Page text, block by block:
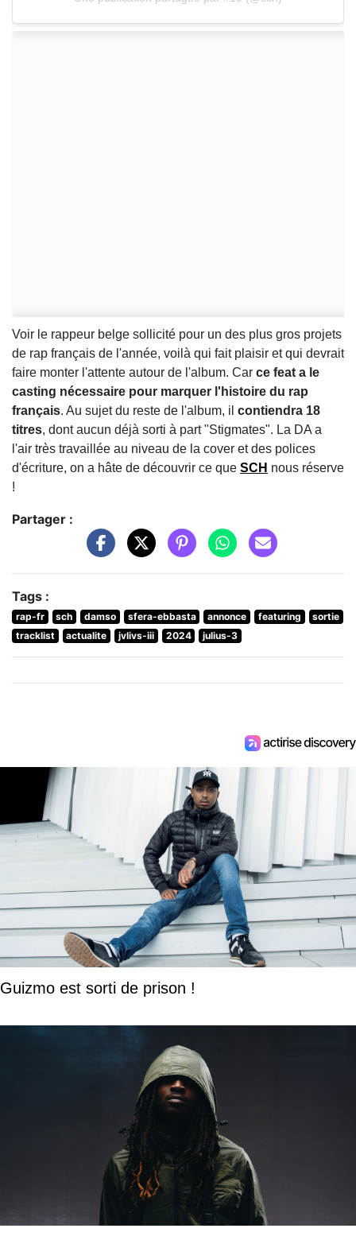
Voir le rappeur belge sollicité pour un des plus gros projets
de rap français de l'année, voilà qui fait plaisir et qui devrait
faire monter l'attente autour de l'album. Car ce feat a le
casting nécessaire pour marquer l'histoire du rap
français. Au sujet du reste de l'album, il contiendra 18
titres, dont aucun déjà sorti à part "Stigmates". La DA a
l'air très travaillée au niveau de la cover et des polices
d'écriture, on a hâte de découvrir ce que SCH nous réserve
!
Partager :
Tags :
rap-fr sch damso sfera-ebbasta annonce featuring
sortie
tracklist
actualite jvlivs-iii 2024 julius-3
Guizmo est sorti de prison !